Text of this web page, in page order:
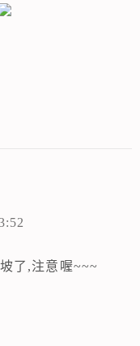
了,注意喔~~~